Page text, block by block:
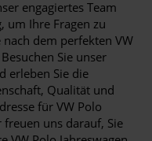
engagiertes Team
um Ihre Fragen zu
dem perfekten VW
Sie unser
erleben Sie die
Qualität und
für VW Polo
freuen uns darauf, Sie